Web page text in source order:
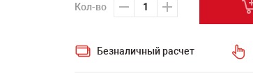
Кол-во
Безналичный расчет